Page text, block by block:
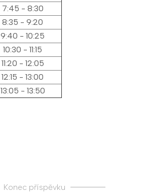
7:45 - 8:30
8:35 - 9:20
9:40 - 10:25
10:30 - 11:15
11:20 - 12:05
12:15 - 13:00
13:05 - 13:50
Konec příspěvku